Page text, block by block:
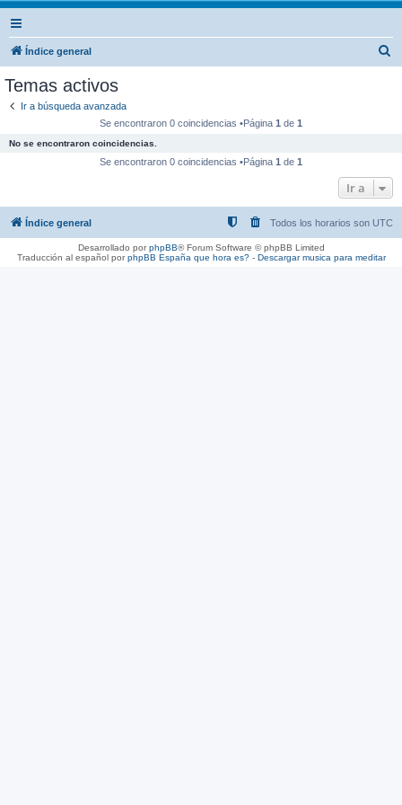
Índice general
Temas activos
Ir a búsqueda avanzada
Se encontraron 0 coincidencias •Página 1 de 1
No se encontraron coincidencias.
Se encontraron 0 coincidencias •Página 1 de 1
Ir a
Índice general Todos los horarios son UTC
Desarrollado porphpBB® Forum Software © phpBB Limited
Traducción al español porphpBB España que hora es?- Descargar musica para meditar